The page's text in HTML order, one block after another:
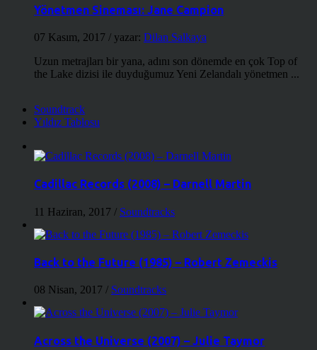
Yönetmen Sineması: Jane Campion
07 Kasım, 2017 / yazar: Dilan Salkaya
Uzun metrajları bir yana, adını son dönemde en çok Top of
the Lake dizisi ile duyduğumuz Yeni Zelandalı yönetmen ...
Soundtrack
Yıldız Tablosu
Cadillac Records (2008) – Darnell Martin
11 Haziran, 2017 / Soundtracks
Back to the Future (1985) – Robert Zemeckis
08 Nisan, 2017 / Soundtracks
Across the Universe (2007) – Julie Taymor